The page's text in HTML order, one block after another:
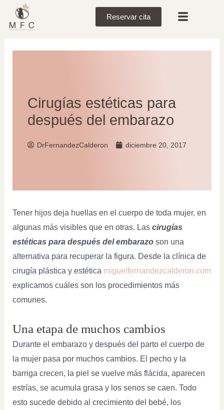
Reservar cita
Cirugías estéticas para
después del embarazo
DrFernandezCalderon diciembre 20, 2017
Tener hijos deja huellas en el cuerpo de toda mujer, en
algunas más visibles que en otras. Las cirugías
estéticas para después del embarazoson una
alternativa para recuperar la figura. Desde la clínica de
cirugía plástica y estética miguelfernandezcalderon.com
explicamos cuáles son los procedimientos más
comunes.
Una etapa de muchos cambios
Durante el embarazo y después del parto el cuerpo de
la mujer pasa por muchos cambios. El pecho y la
barriga crecen, la piel se vuelve más flácida, aparecen
estrías, se acumula grasa y los senos se caen. Todo
esto sucede debido al crecimiento del bebé, los